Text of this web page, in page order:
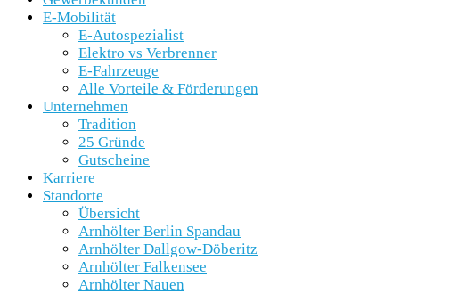
E-Mobilität
E-Autospezialist
Elektro vs Verbrenner
E-Fahrzeuge
Alle Vorteile & Förderungen
Unternehmen
Tradition
25 Gründe
Gutscheine
Karriere
Standorte
Übersicht
Arnhölter Berlin Spandau
Arnhölter Dallgow-Döberitz
Arnhölter Falkensee
Arnhölter Nauen